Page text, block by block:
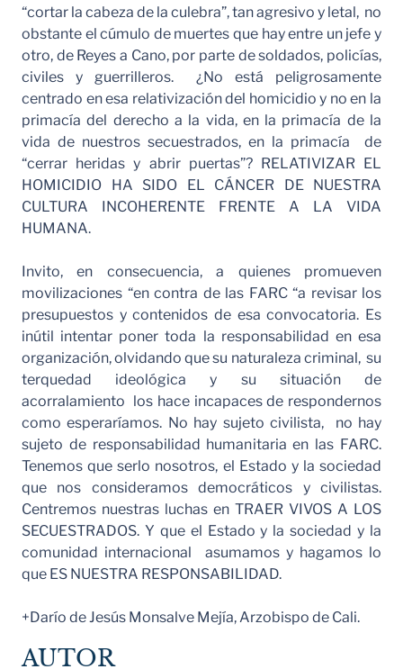
“cortar la cabeza de la culebra”, tan agresivo y letal, no
obstante el cúmulo de muertes que hay entre un jefe y
otro, de Reyes a Cano, por parte de soldados, policías,
civiles y guerrilleros. ¿No está peligrosamente
centrado en esa relativización del homicidio y no en la
primacía del derecho a la vida, en la primacía de la
vida de nuestros secuestrados, en la primacía de
“cerrar heridas y abrir puertas”? RELATIVIZAR EL
HOMICIDIO HA SIDO EL CÁNCER DE NUESTRA
CULTURA INCOHERENTE FRENTE A LA VIDA
HUMANA.
Invito, en consecuencia, a quienes promueven
movilizaciones “en contra de las FARC “a revisar los
presupuestos y contenidos de esa convocatoria. Es
inútil intentar poner toda la responsabilidad en esa
organización, olvidando que su naturaleza criminal, su
terquedad ideológica y su situación de
acorralamiento los hace incapaces de respondernos
como esperaríamos. No hay sujeto civilista, no hay
sujeto de responsabilidad humanitaria en las FARC.
Tenemos que serlo nosotros, el Estado y la sociedad
que nos consideramos democráticos y civilistas.
Centremos nuestras luchas en TRAER VIVOS A LOS
SECUESTRADOS. Y que el Estado y la sociedad y la
comunidad internacional asumamos y hagamos lo
que ES NUESTRA RESPONSABILIDAD.
+Darío de Jesús Monsalve Mejía, Arzobispo de Cali.
AUTOR